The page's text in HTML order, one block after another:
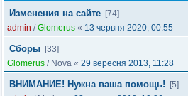
Изменения на сайте [74]
admin /Glomerus « 13 червня 2020, 00:55
Сборы [33]
Glomerus / Nova « 29 вересня 2013, 11:28
ВНИМАНИЕ! Нужна ваша помощь!
[5]